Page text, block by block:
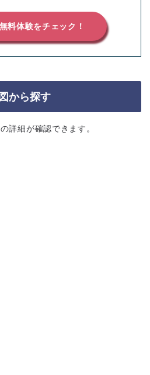
料体験をチェック！
から探す
詳細が確認できます。